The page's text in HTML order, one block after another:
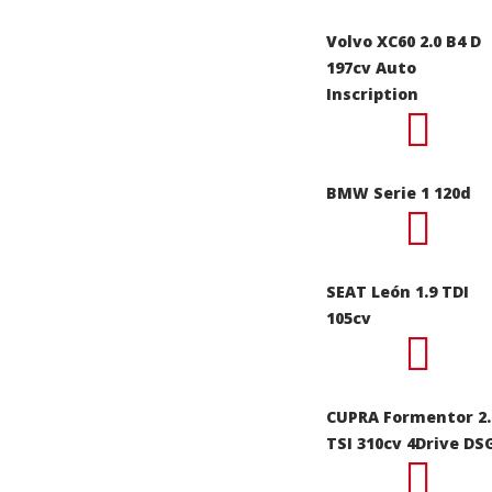
Volvo XC60 2.0 B4 D
197cv Auto
Inscription
BMW Serie 1 120d
SEAT León 1.9 TDI
105cv
CUPRA Formentor
TSI 310cv 4Drive